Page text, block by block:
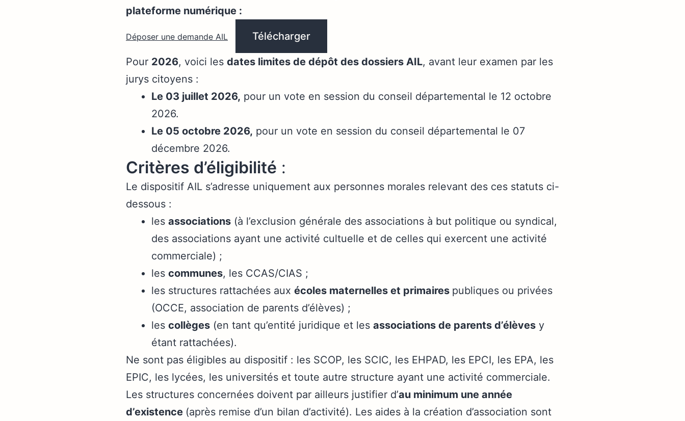
plateforme numérique :
Déposer une demande AIL Télécharger
Pour 2026, voici les dates limites de dépôt des dossiers AIL, avant leur examen par les
jurys citoyens :
Le 03 juillet 2026, pour un vote en session du conseil départemental le 12 octobre
2026.
Le 05 octobre 2026, pour un vote en session du conseil départemental le 07
décembre 2026.
Critères d’éligibilité :
Le dispositif AIL s’adresse uniquement aux personnes morales relevant des ces statuts ci-
dessous :
les associations (à l’exclusion générale des associations à but politique ou syndical,
des associations ayant une activité cultuelle et de celles qui exercent une activité
commerciale) ;
les communes, les CCAS/CIAS ;
les structures rattachées aux écoles maternelles et primaires publiques ou privées
(OCCE, association de parents d’élèves) ;
les collèges (en tant qu’entité juridique et les associations de parents d’élèves y
étant rattachées).
Ne sont pas éligibles au dispositif : les SCOP, les SCIC, les EHPAD, les EPCI, les EPA, les
EPIC, les lycées, les universités et toute autre structure ayant une activité commerciale.
Les structures concernées doivent par ailleurs justifier d’au minimum une année
d’existence (après remise d’un bilan d’activité). Les aides à la création d’association sont